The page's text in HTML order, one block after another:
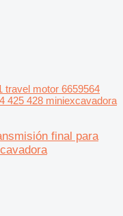
travel motor 6659564
425 428 miniexcavadora
final para